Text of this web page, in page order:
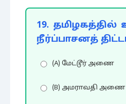
19.
நீர்ப்பாசனத்
(A) மேட்டூர் அணை
(B) அமராவதி அணை